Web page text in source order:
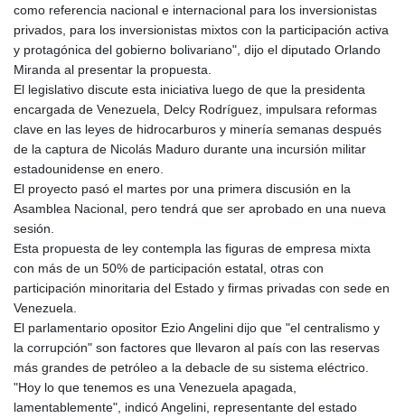
como referencia nacional e internacional para los inversionistas
privados, para los inversionistas mixtos con la participación activa
y protagónica del gobierno bolivariano", dijo el diputado Orlando
Miranda al presentar la propuesta.
El legislativo discute esta iniciativa luego de que la presidenta
encargada de Venezuela, Delcy Rodríguez, impulsara reformas
clave en las leyes de hidrocarburos y minería semanas después
de la captura de Nicolás Maduro durante una incursión militar
estadounidense en enero.
El proyecto pasó el martes por una primera discusión en la
Asamblea Nacional, pero tendrá que ser aprobado en una nueva
sesión.
Esta propuesta de ley contempla las figuras de empresa mixta
con más de un 50% de participación estatal, otras con
participación minoritaria del Estado y firmas privadas con sede en
Venezuela.
El parlamentario opositor Ezio Angelini dijo que "el centralismo y
la corrupción" son factores que llevaron al país con las reservas
más grandes de petróleo a la debacle de su sistema eléctrico.
"Hoy lo que tenemos es una Venezuela apagada,
lamentablemente", indicó Angelini, representante del estado